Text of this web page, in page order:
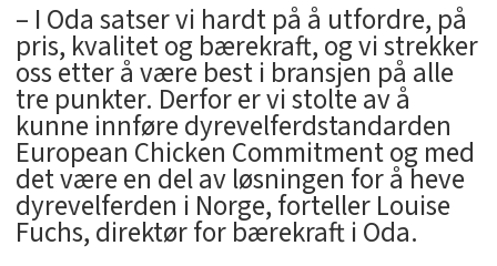
– I Oda satser vi hardt på å utfordre, på
pris, kvalitet og bærekraft, og vi strekker
oss etter å være best i bransjen på alle
tre punkter. Derfor er vi stolte av å
kunne innføre dyrevelferdstandarden
European Chicken Commitment og med
det være en del av løsningen for å heve
dyrevelferden i Norge, forteller Louise
Fuchs, direktør for bærekraft i Oda.